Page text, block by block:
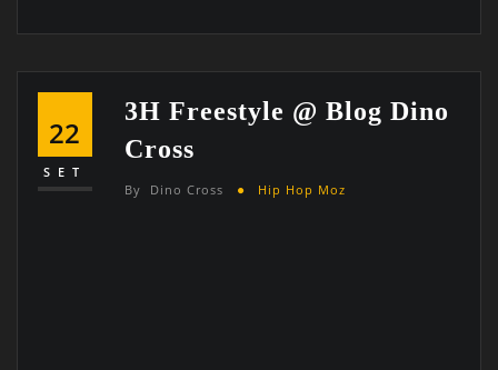
22
SET
3H Freestyle @ Blog Dino
Cross
By Dino Cross Hip Hop Moz